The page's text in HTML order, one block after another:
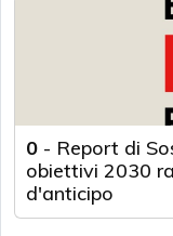
0 - Report di
obiettivi 2030
d'anticipo